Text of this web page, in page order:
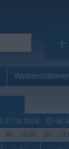
+
07.08.2026
Mi. 12.08. Do.